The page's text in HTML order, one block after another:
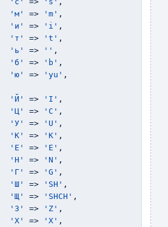
'м'
=> 'm' ,
'и'
=> 'i' ,
'т'
=> 't' ,
'ь'
=> '' ,
'б'
=> 'b' ,
'ю'
=> 'yu' ,
'Й' => 'I' ,
'Ц'
=> 'C' ,
'У'
=> 'U' ,
'К'
=> 'K' ,
'Е'
=> 'E' ,
'Н'
=> 'N' ,
'Г'
=> 'G' ,
'Ш'
=> 'SH' ,
'Щ'
=> 'SHCH' ,
'З'
=> 'Z' ,
'Х'
=> 'X' ,